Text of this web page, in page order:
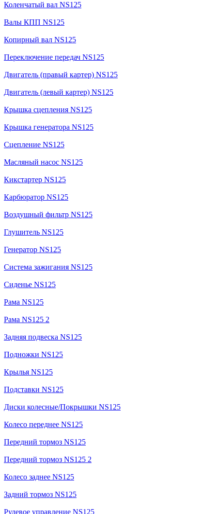
Коленчатый вал NS125
Валы КПП NS125
Копирный вал NS125
Переключение передач NS125
Двигатель (правый картер) NS125
Двигатель (левый картер) NS125
Крышка сцепления NS125
Крышка генератора NS125
Сцепление NS125
Масляный насос NS125
Кикстартер NS125
Карбюратор NS125
Воздушный фильтр NS125
Глушитель NS125
Генератор NS125
Система зажигания NS125
Сиденье NS125
Рама NS125
Рама NS125 2
Задняя подвеска NS125
Подножки NS125
Крылья NS125
Подставки NS125
Диски колесные/Покрышки NS125
Колесо переднее NS125
Передний тормоз NS125
Передний тормоз NS125 2
Колесо заднее NS125
Задний тормоз NS125
Рулевое управление NS125